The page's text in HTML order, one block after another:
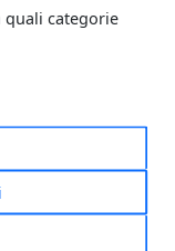
quali categorie